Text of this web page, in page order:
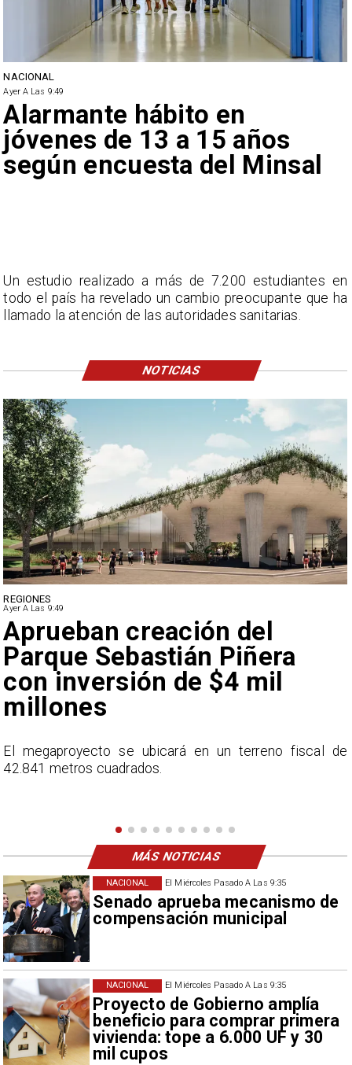
El Miércoles Pasado A Las 9:35
Senado aprueba mecanismo de
compensación municipal
NACIONAL
El Miércoles Pasado A Las 9:35
Proyecto de Gobierno amplía
beneficio para comprar primera
vivienda: tope a 6.000 UF y 30
mil cupos
NACIONAL
REGIONES
Ayer A Las 9:49
Aprueban creación del
Parque Sebastián Piñera
con inversión de $4 mil
millones
El megaproyecto se ubicará en un terreno fiscal de
42.841 metros cuadrados.
NACIONAL
Ayer A Las 9:49
Alarmante hábito en
jóvenes de 13 a 15 años
según encuesta del Minsal
Un estudio realizado a más de 7.200 estudiantes en
todo el país ha revelado un cambio preocupante que ha
llamado la atención de las autoridades sanitarias.
NOTICIAS
MÁS NOTICIAS